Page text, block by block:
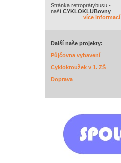
Stránka retroprátybusu -
naší CYKLOKLUBovny
více informací
Další naše projekty:
Půjčovna vybavení
Cyklokroužek v 1. ZŠ
Doprava